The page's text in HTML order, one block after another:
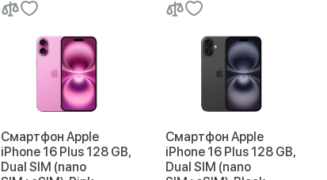
Смартфон Apple
iPhone 16 Plus 128 GB,
Dual SIM (nano
Смартфон Apple
iPhone 16 Plus 128 GB,
Dual SIM (nano